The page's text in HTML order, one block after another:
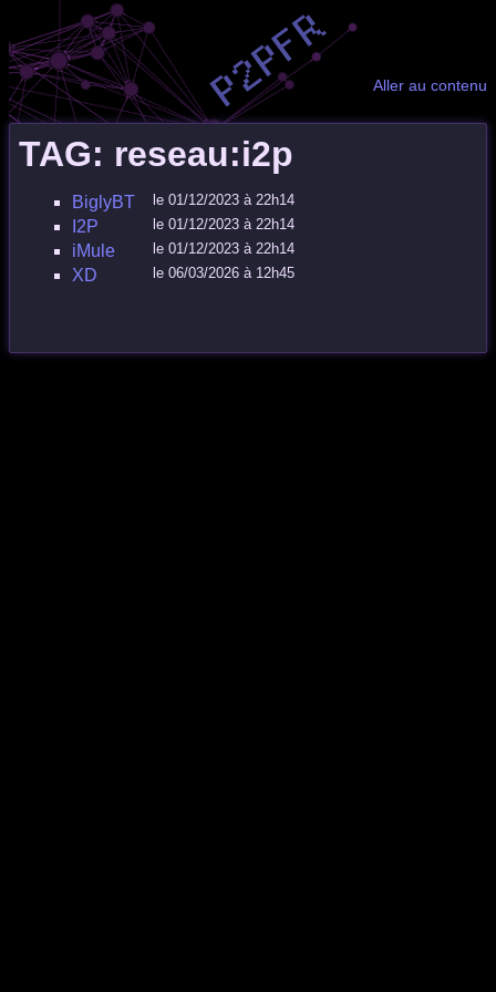
Aller au contenu
TAG: reseau:i2p
BiglyBT le 01/12/2023 à 22h14
I2P le 01/12/2023 à 22h14
iMule le 01/12/2023 à 22h14
XD le 06/03/2026 à 12h45